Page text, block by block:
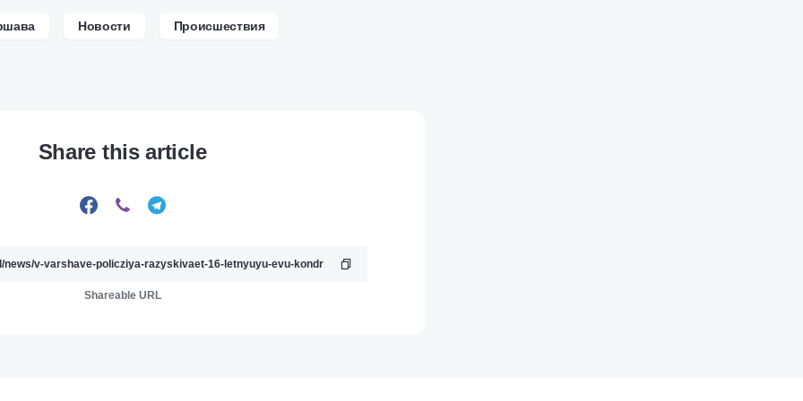
Новости Происшествия
Share this article
Shareable URL